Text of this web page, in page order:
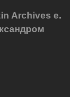
Archives e.